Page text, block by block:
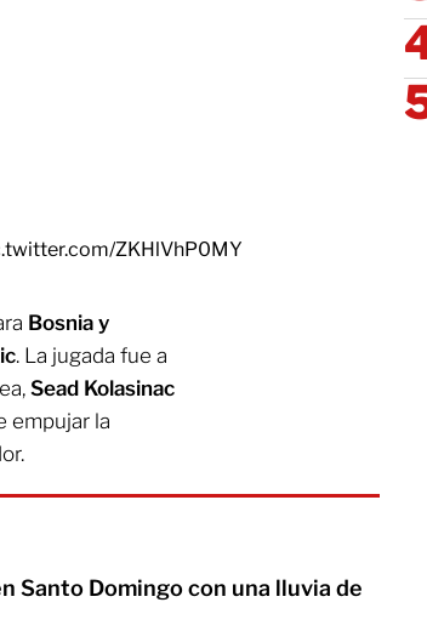
ZKHlVhP0MY
Bosnia y
. La jugada fue a
Sead Kolasinac
empujar la
Santo Domingo con una lluvia de